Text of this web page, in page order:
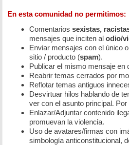
En esta comunidad no permitimos:
Comentarios sexistas,
mensajes que inciten al odio/
Enviar mensajes con el único
sitio / producto (spam).
Publicar el mismo mensaje en
Reabrir temas cerrados por
Reflotar temas antiguos
Desvirtuar hilos hablando de
ver con el asunto principal. Por
Enlazar/Adjuntar contenido
promuevan la violencia.
Uso de avatares/firmas con
simbología anticonstitucional,